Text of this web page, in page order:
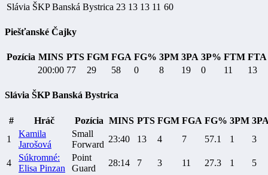
Slávia ŠKP Banská Bystrica 23 13 13 11 60
Piešťanské Čajky
Pozícia MINS PTS FGM FGA FG% 3PM 3PA 3P% FTM FTA
200:00 77 29 58 0 8 19 0 11 13
Slávia ŠKP Banská Bystrica
# Hráč Pozícia MINS PTS FGM FGA FG% 3PM
1
Kamila
Jarošová
Small
Forward
23:40 13 4 7 57.1 1 3
4
Súkromné:
Elisa Pinzan
Point
Guard
28:14 7 3 11 27.3 1 5